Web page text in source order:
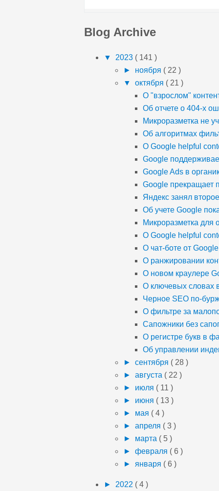
Blog Archive
▼ 2023 ( 141 )
► ноября ( 22 )
▼ октября ( 21 )
О "взрослом"
Об отчете о 404-х
Микроразметка не
Об алгоритмах
О Google helpful
Google
Google Ads в
Google прекращает
Яндекс занял
Об учете Google
Микроразметка для
О Google helpful
О чат-боте от Google
О ранжировании
О новом краулере
О ключевых словах
Черное SEO по-
О фильтре за
Сапожники без
О регистре букв в
Об управлении
► сентября ( 28 )
► августа ( 22 )
► июля ( 11 )
► июня ( 13 )
► мая ( 4 )
► апреля ( 3 )
► марта ( 5 )
► февраля ( 6 )
► января ( 6 )
► 2022 ( 4 )